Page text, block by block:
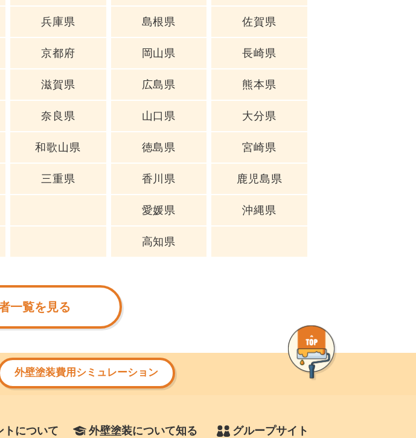
兵庫県
京都府
滋賀県
奈良県
和歌山県
三重県
島根県
岡山県
広島県
山口県
徳島県
香川県
愛媛県
高知県
佐賀県
長崎県
熊本県
大分県
宮崎県
鹿児島県
沖縄県
一覧を見る
外壁塗装費用シミュレーション
トについて 外壁塗装について知る グループサイト